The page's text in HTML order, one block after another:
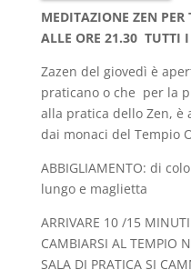
MEDITAZIONE ZEN
ALLE ORE 21.30 TUTTI I
Zazen del giovedì è
praticano o che per la
alla pratica dello Zen, è
dai monaci del Tempio
ABBIGLIAMENTO: di
lungo e maglietta
ARRIVARE 10 /15
CAMBIARSI AL TEMPIO
SALA DI PRATICA SI